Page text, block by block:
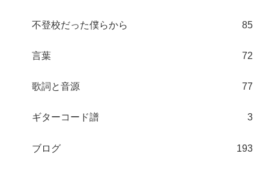
不登校だった僕らから 85
言葉 72
歌詞と音源 77
ギターコード譜 3
ブログ 193